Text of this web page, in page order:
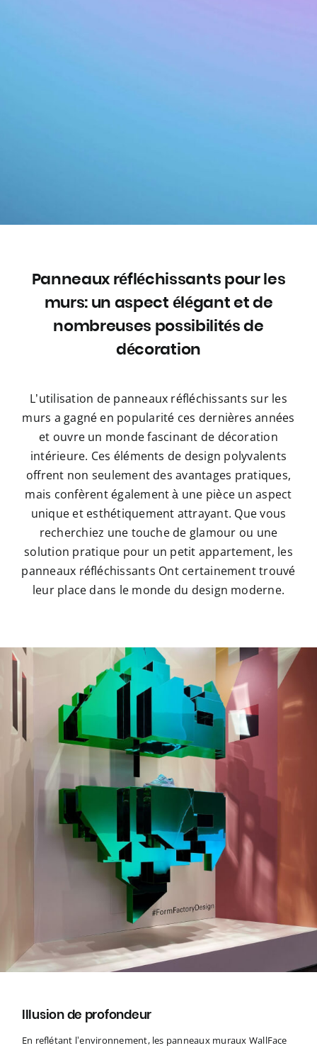
Panneaux réfléchissants pour les
murs: un aspect élégant et de
nombreuses possibilités de
décoration
L’utilisation de panneaux réfléchissants sur les
murs a gagné en popularité ces dernières années
et ouvre un monde fascinant de décoration
intérieure. Ces éléments de design polyvalents
offrent non seulement des avantages pratiques,
mais confèrent également à une pièce un aspect
unique et esthétiquement attrayant. Que vous
recherchiez une touche de glamour ou une
solution pratique pour un petit appartement, les
panneaux réfléchissants Ont certainement trouvé
leur place dans le monde du design moderne.
Illusion de profondeur
En reflétant l’environnement, les panneaux muraux WallFace